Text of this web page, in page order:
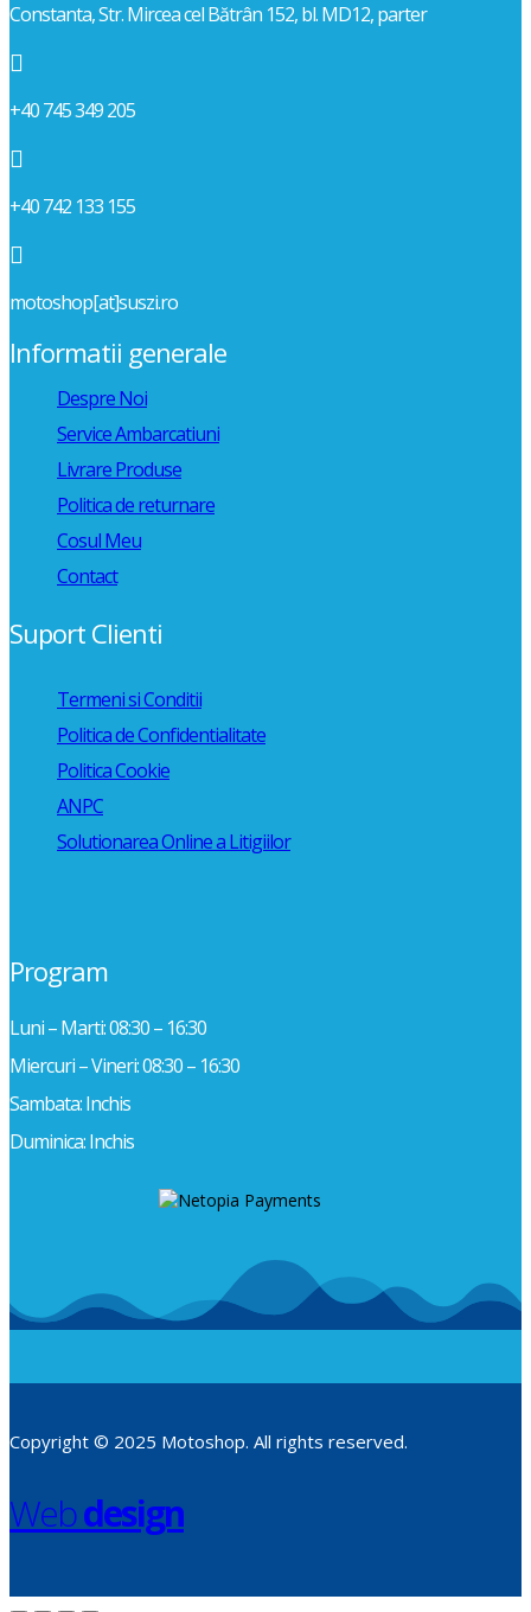
Constanta, Str. Mircea cel Bătrân 152, bl. MD12, parter

+40 745 349 205

+40 742 133 155

motoshop[at]suszi.ro
Informatii generale
Despre Noi
Service Ambarcatiuni
Livrare Produse
Politica de returnare
Cosul Meu
Contact
Suport Clienti
Termeni si Conditii
Politica de Confidentialitate
Politica Cookie
ANPC
Solutionarea Online a Litigiilor
Program
Luni – Marti: 08:30 – 16:30
Miercuri – Vineri: 08:30 – 16:30
Sambata: Inchis
Duminica: Inchis
Copyright © 2025 Motoshop. All rights reserved.
Webdesign